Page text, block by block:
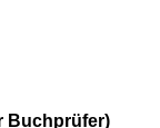
Buchprüfer)